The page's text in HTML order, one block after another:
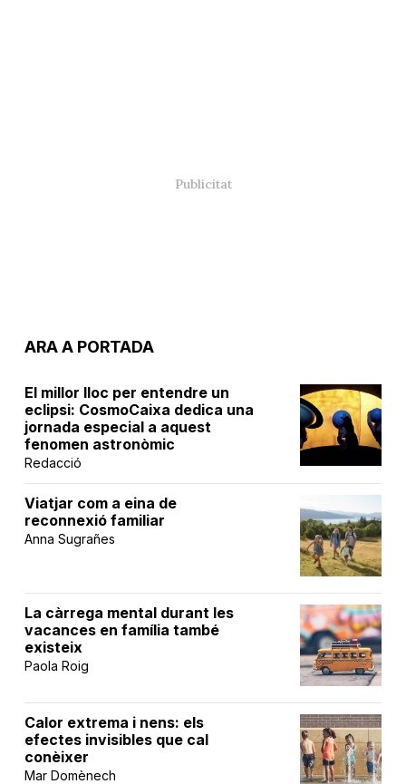
ARA A PORTADA
El millor lloc per entendre un
eclipsi: CosmoCaixa dedica una
jornada especial a aquest
fenomen astronòmic
Redacció
Viatjar com a eina de
reconnexió familiar
Anna Sugrañes
La càrrega mental durant les
vacances en família també
existeix
Paola Roig
Calor extrema i nens: els
efectes invisibles que cal
conèixer
Mar Domènech